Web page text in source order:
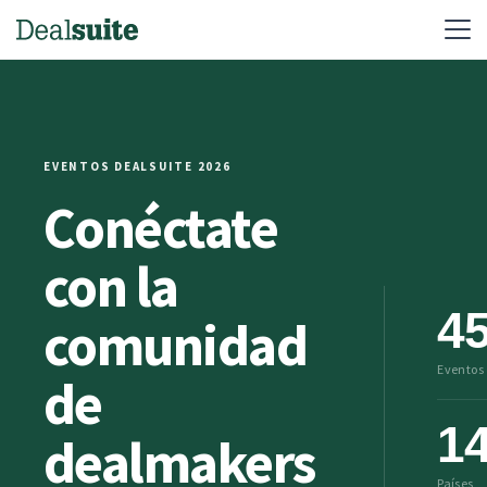
EVENTOS DEALSUITE 2026
Conéctate
con la
comunidad
de
dealmakers
Países